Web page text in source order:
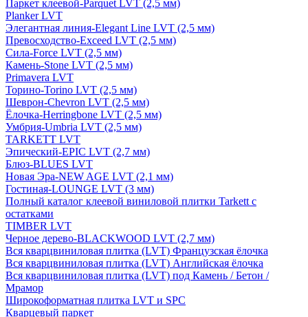
Паркет клеевой-Parquet LVT (2,5 мм)
Planker LVT
Элегантная линия-Elegant Line LVT (2,5 мм)
Превосходство-Exceed LVT (2,5 мм)
Сила-Force LVT (2,5 мм)
Камень-Stone LVT (2,5 мм)
Primavera LVT
Торино-Torino LVT (2,5 мм)
Шеврон-Chevron LVT (2,5 мм)
Ёлочка-Herringbone LVT (2,5 мм)
Умбрия-Umbria LVT (2,5 мм)
TARKETT LVT
Эпический-EPIC LVT (2,7 мм)
Блюз-BLUES LVT
Новая Эра-NEW AGE LVT (2,1 мм)
Гостиная-LOUNGE LVT (3 мм)
Полный каталог клеевой виниловой плитки Tarkett с
остатками
TIMBER LVT
Черное дерево-BLACKWOOD LVT (2,7 мм)
Вся кварцвиниловая плитка (LVT) Французская ёлочка
Вся кварцвиниловая плитка (LVT) Английская ёлочка
Вся кварцвиниловая плитка (LVT) под Камень / Бетон /
Мрамор
Широкоформатная плитка LVT и SPC
Кварцевый паркет